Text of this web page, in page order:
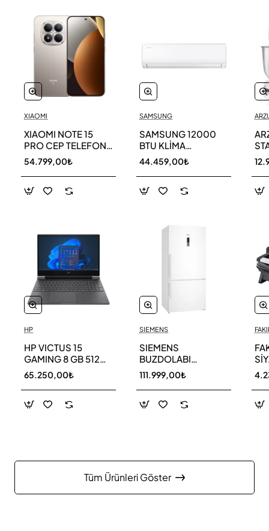
XIAOMI
XIAOMI NOTE 15
PRO CEP TELEFONU
256 GB
54.799,00₺
HP
HP VICTUS 15
GAMING 8 GB 512
GB SSD LAPTOP
FA0011NT 80D33EA
65.250,00₺
SAMSUNG
SAMSUNG 12000
BTU KLİMA
AR40F12C0AM SK
44.459,00₺
SIEMENS
SIEMENS
BUZDOLABI
KG86NCWE0N
111.999,00₺
Tüm Ürünleri Göster